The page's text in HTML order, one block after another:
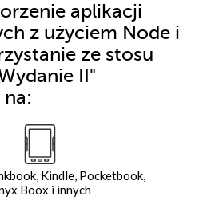
aplikacji
z użyciem Node i
ze stosu
II"
Kindle, Pocketbook,
Boox i innych